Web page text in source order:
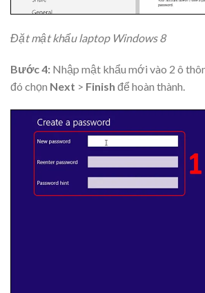
Đặt mật khẩu laptop Windows 8
Bước 4: Nhập mật khẩu mới vào 2 ô
đó chọn Next > Finish để hoàn thành.